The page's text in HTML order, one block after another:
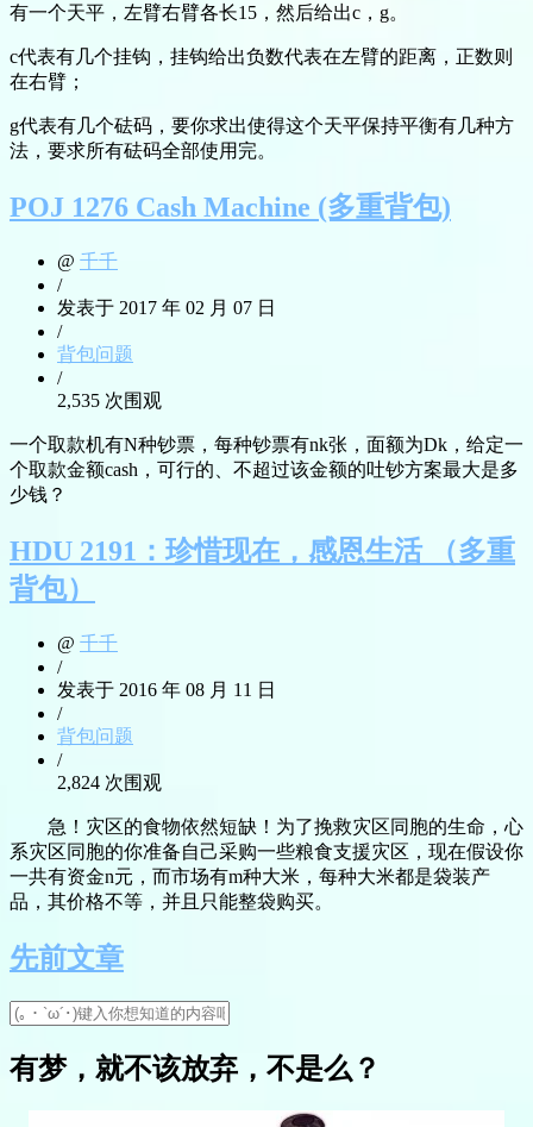
有一个天平，左臂右臂各长15，然后给出c，g。
c代表有几个挂钩，挂钩给出负数代表在左臂的距离，正数则
在右臂；
g代表有几个砝码，要你求出使得这个天平保持平衡有几种方
法，要求所有砝码全部使用完。
POJ 1276 Cash Machine (多重背包)
@ 千千
/
发表于 2017 年 02 月 07 日
/
背包问题
/
2,535 次围观
一个取款机有N种钞票，每种钞票有nk张，面额为Dk，给定一
个取款金额cash，可行的、不超过该金额的吐钞方案最大是多
少钱？
HDU 2191：珍惜现在，感恩生活 （多重
背包）
@ 千千
/
发表于 2016 年 08 月 11 日
/
背包问题
/
2,824 次围观
急！灾区的食物依然短缺！为了挽救灾区同胞的生命，心
系灾区同胞的你准备自己采购一些粮食支援灾区，现在假设你
一共有资金n元，而市场有m种大米，每种大米都是袋装产
品，其价格不等，并且只能整袋购买。
先前文章
有梦，就不该放弃，不是么？